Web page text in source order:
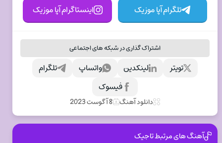
تلگرام آپا موزیک اینستاگرام آپا موزیک
اشتراک گذاری در شبکه های اجتماعی
تلگرام واتساپ لینکدین
تویتر
فیسوک
دانلود آهنگ 8 آگوست 2023
آهنگ های مرتبط تاجیک